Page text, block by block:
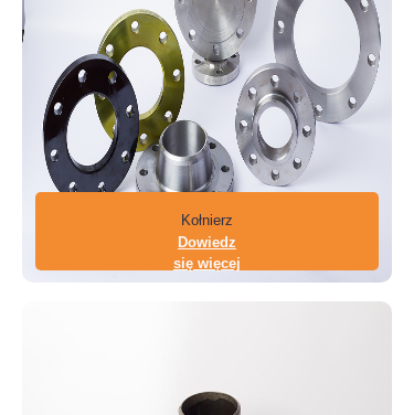
Kołnierz
Dowiedz
się więcej